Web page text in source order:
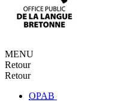
MENU
Retour
Retour
OPAB